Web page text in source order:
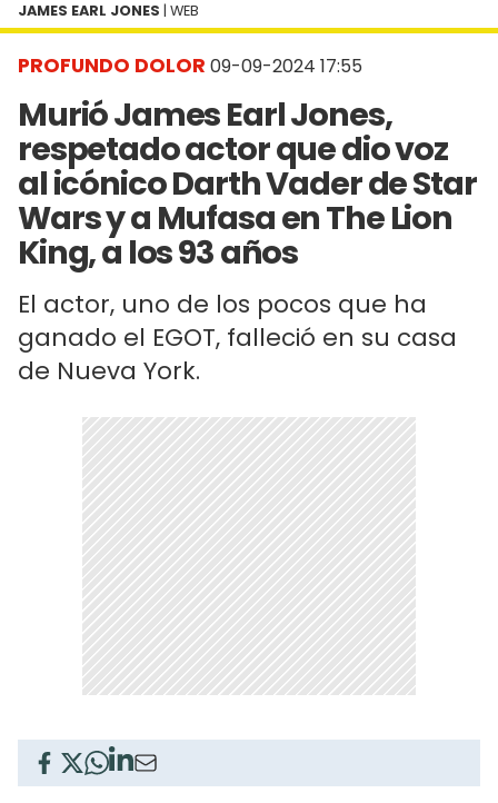
PROFUNDO DOLOR 09-09-2024 17:55
Murió James Earl Jones,
respetado actor que dio voz
al icónico Darth Vader de Star
Wars y a Mufasa en The Lion
King, a los 93 años
El actor, uno de los pocos que ha
ganado el EGOT, falleció en su casa
de Nueva York.
JAMES EARL JONES | WEB